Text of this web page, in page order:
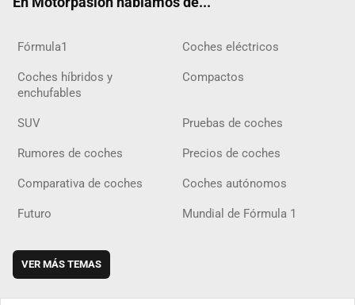
Fórmula1 Coches eléctricos
Coches híbridos y
enchufables
Compactos
SUV Pruebas de coches
Rumores de coches Precios de coches
Comparativa de coches Coches autónomos
Futuro Mundial de Fórmula 1
VER MÁS TEMAS